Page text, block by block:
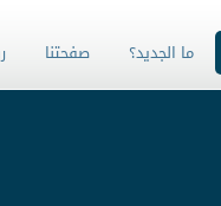
ما الجديد؟ صفحتنا